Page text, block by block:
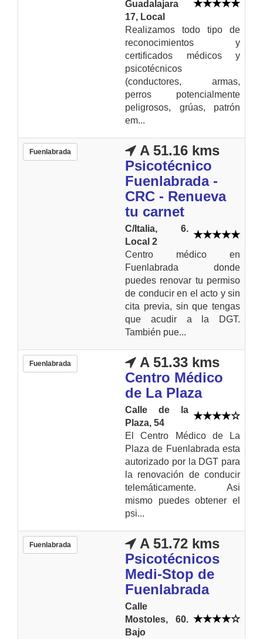
Guadalajara
17, Local
Realizamos todo tipo de
reconocimientos y
certificados médicos y
psicotécnicos
(conductores, armas,
perros potencialmente
peligrosos, grúas, patrón
em...
Fuenlabrada
A 51.16 kms
Psicotécnico
Fuenlabrada -
CRC - Renueva
tu carnet
C/Italia, 6.
Local 2
Centro médico en
Fuenlabrada donde
puedes renovar tu permiso
de conducir en el acto y sin
cita previa, sin que tengas
que acudir a la DGT.
También pue...
Fuenlabrada
A 51.33 kms
Centro Médico
de La Plaza
Calle de la
Plaza, 54
El Centro Médico de La
Plaza de Fuenlabrada esta
autorizado por la DGT para
la renovación de conducir
telemáticamente. Asi
mismo puedes obtener el
psi...
Fuenlabrada
A 51.72 kms
Psicotécnicos
Medi-Stop de
Fuenlabrada
Calle
Mostoles, 60.
Bajo